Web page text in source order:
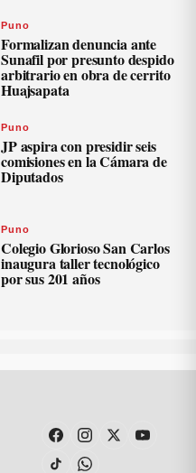
Puno
Formalizan denuncia ante
Sunafil por presunto despido
arbitrario en obra de cerrito
Huajsapata
Puno
JP aspira con presidir seis
comisiones en la Cámara de
Diputados
Puno
Colegio Glorioso San Carlos
inaugura taller tecnológico
por sus 201 años